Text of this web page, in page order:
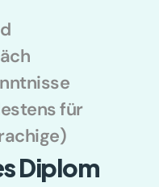
für
Diplom